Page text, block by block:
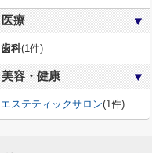
医療
歯科(1件)
美容・健康
エステティックサロン(1件)